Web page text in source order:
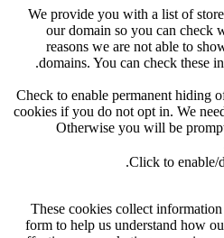
We provide you with a list of
our domain so you can check
reasons we are not able to
domains. You can check these
Check to enable permanent hiding
cookies if you do not opt in. We
Otherwise you will be
Click to enable/
These cookies collect
form to help us understand how